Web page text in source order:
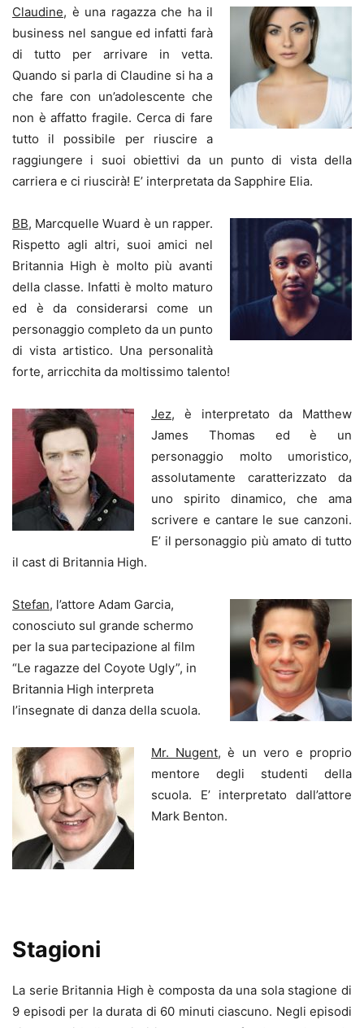
Claudine, è una ragazza che ha il
business nel sangue ed infatti farà
di tutto per arrivare in vetta.
Quando si parla di Claudine si ha a
che fare con un’adolescente che
non è affatto fragile. Cerca di fare
tutto il possibile per riuscire a
raggiungere i suoi obiettivi da un punto di vista della
carriera e ci riuscirà! E’ interpretata da Sapphire Elia.
BB, Marcquelle Wuard è un rapper.
Rispetto agli altri, suoi amici nel
Britannia High è molto più avanti
della classe. Infatti è molto maturo
ed è da considerarsi come un
personaggio completo da un punto
di vista artistico. Una personalità
forte, arricchita da moltissimo talento!
Jez, è interpretato da Matthew
James Thomas ed è un
personaggio molto umoristico,
assolutamente caratterizzato da
uno spirito dinamico, che ama
scrivere e cantare le sue canzoni.
E’ il personaggio più amato di tutto
il cast di Britannia High.
Stefan, l’attore Adam Garcia,
conosciuto sul grande schermo
per la sua partecipazione al film
“Le ragazze del Coyote Ugly”, in
Britannia High interpreta
l’insegnate di danza della scuola.
Mr. Nugent, è un vero e proprio
mentore degli studenti della
scuola. E’ interpretato dall’attore
Mark Benton.
Stagioni
La serie Britannia High è composta da una sola stagione di
9 episodi per la durata di 60 minuti ciascuno. Negli episodi